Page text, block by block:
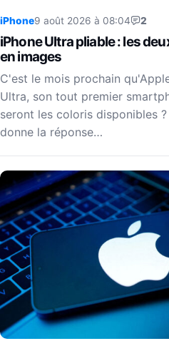
iPhone9 août 2026 à 08:04 2
iPhone Ultra pliable : les
en images
C'est le mois prochain
Ultra, son tout premier
seront les coloris disponibles
donne la réponse…